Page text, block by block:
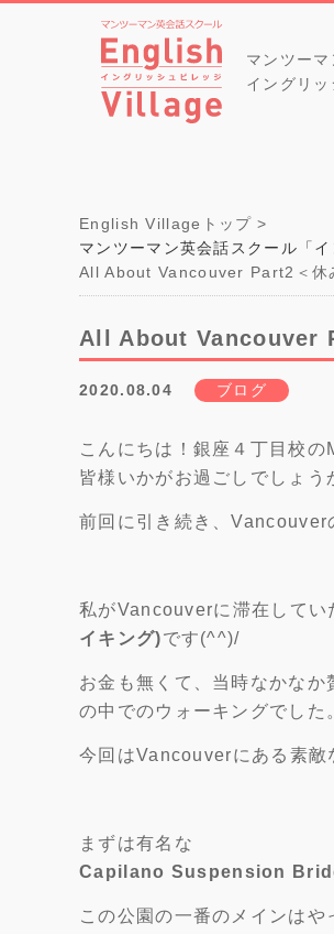
マンツー
イングリ
English Villageトップ
マンツーマン英会話スクール「
All About Vancouver Part2＜休
All About Vancouver
2020.08.04 ブログ
こんにちは！銀座４丁目校
皆様いかがお過ごしでしょう
前回に引き続き、
私がVancouverに滞在してい
イキング)です(^^)/
お金も無くて、当時なかな
の中でのウォーキングでした
今回はVancouverにある素
まずは有名な
Capilano Suspension
この公園の一番のメインはや